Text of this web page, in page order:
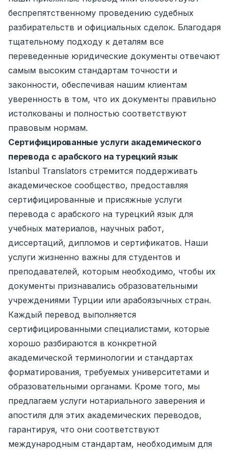
беспрепятственному проведению судебных
разбирательств и официальных сделок. Благодаря
тщательному подходу к деталям все
переведенные юридические документы отвечают
самым высоким стандартам точности и
законности, обеспечивая нашим клиентам
уверенность в том, что их документы правильно
истолкованы и полностью соответствуют
правовым нормам.
Сертифицированные услуги академического
перевода с арабского на турецкий язык
Istanbul Translators стремится поддерживать
академическое сообщество, предоставляя
сертифицированные и присяжные услуги
перевода с арабского на турецкий язык для
учебных материалов, научных работ,
диссертаций, дипломов и сертификатов. Наши
услуги жизненно важны для студентов и
преподавателей, которым необходимо, чтобы их
документы признавались образовательными
учреждениями Турции или арабоязычных стран.
Каждый перевод выполняется
сертифицированными специалистами, которые
хорошо разбираются в конкретной
академической терминологии и стандартах
форматирования, требуемых университетами и
образовательными органами. Кроме того, мы
предлагаем услуги нотариального заверения и
апостиля для этих академических переводов,
гарантируя, что они соответствуют
международным стандартам, необходимым для